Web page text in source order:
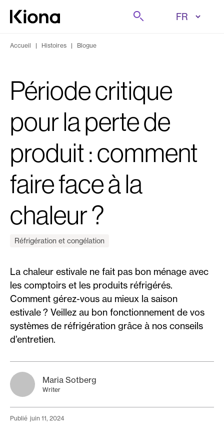
Aller au contenu
Aller à la page d'accueil
Rechercher sur
Accueil | Histoires | Blogue
Période critique
pour la perte de
produit : comment
faire face à la
chaleur ?
Réfrigération et congélation
La chaleur estivale ne fait pas bon ménage avec
les comptoirs et les produits réfrigérés.
Comment gérez-vous au mieux la saison
estivale ? Veillez au bon fonctionnement de vos
systèmes de réfrigération grâce à nos conseils
d’entretien.
Maria Sotberg
Writer
publié juin 11, 2024